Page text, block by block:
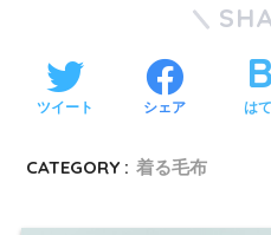
ツイート シェア は
CATEGORY : 着る毛布